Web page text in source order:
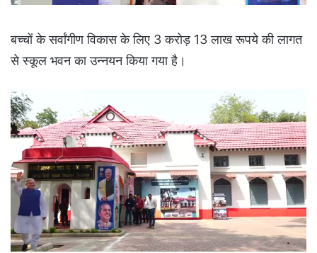
बच्चों के सर्वांगीण विकास के लिए 3 करोड़ 13 लाख रूपये की लागत
से स्कूल भवन का उन्नयन किया गया है।